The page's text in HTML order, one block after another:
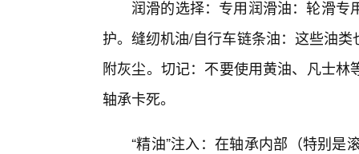
润滑的选择：专用润滑油：轮滑专
护。缝纫机油/自行车链条油：这些油
附灰尘。切记：不要使用黄油、凡士
轴承卡死。
“精油”注入：在轴承内部（特别是